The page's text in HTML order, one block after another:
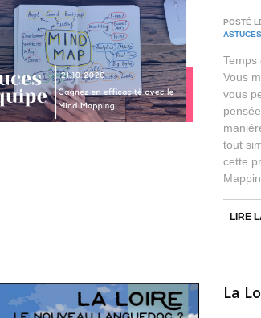
POSTÉ
Temps
Vous
vous
tout
cette
LIRE
La